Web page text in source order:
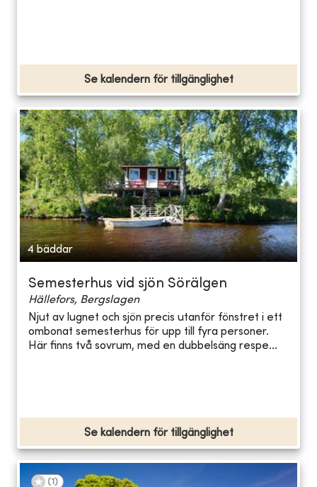
Se kalendern för tillgänglighet
4 bäddar
Semesterhus vid sjön Sörälgen
Hällefors, Bergslagen
Njut av lugnet och sjön precis utanför fönstret i ett
ombonat semesterhus för upp till fyra personer.
Här finns två sovrum, med en dubbelsäng respe...
Se kalendern för tillgänglighet
(1 )